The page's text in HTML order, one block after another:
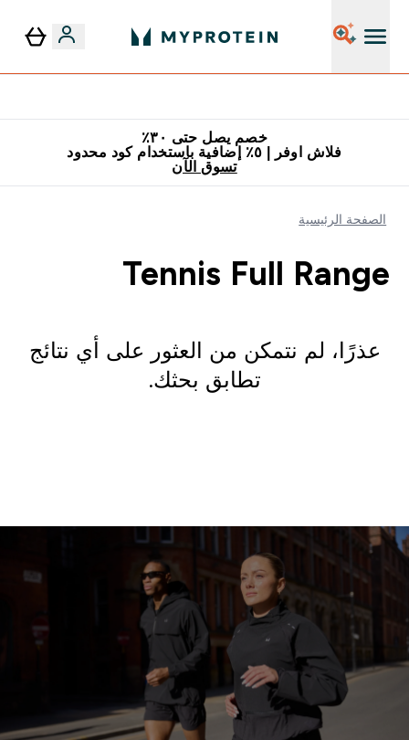
خصم يصل حتى ٣٠٪
فلاش اوفر | ٥٪ إضافية باستخدام كود محدود
تسوق الآن
الصفحة الرئيسية
Tennis Full Range
عذرًا، لم نتمكن من العثور على أي نتائج
تطابق بحثك.